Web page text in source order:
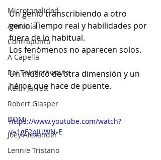
Microtonalidad
Armonía
Contrapunto
A Capella
Rai Thistlethwayte
Keith Jarrett
Robert Glasper
DOMi
Joey Alexander
Lennie Tristano
Un genio transcribiendo a otro
genio. Tiempo real y habilidades por
fuera de lo habitual.
Los fenómenos no aparecen solos.
Un músico de otra dimensión y un
héroe que hace de puente.
https://www.youtube.com/watch?
v=1gF2pJUWN-E